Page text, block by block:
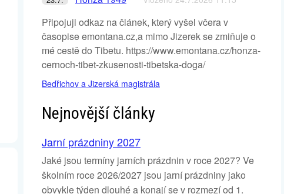
Připojuji odkaz na článek, který vyšel včera v
časopise emontana.cz,a mimo Jizerek se zmiňuje o
mé cestě do Tibetu. https://www.emontana.cz/honza-
cernoch-tibet-zkusenosti-tibetska-doga/
Bedřichov a Jizerská magistrála
Nejnovější články
Jarní prázdniny 2027
Jaké jsou termíny jarních prázdnin v roce 2027? Ve
školním roce 2026/2027 jsou jarní prázdniny jako
obvykle týden dlouhé a konají se v rozmezí od 1.